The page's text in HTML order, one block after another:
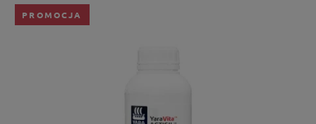
PROMOCJA